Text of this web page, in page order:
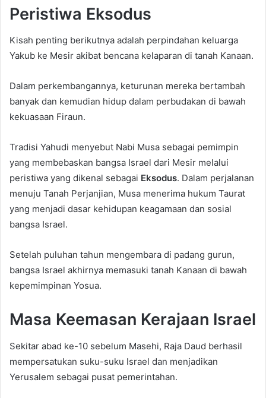
Peristiwa Eksodus
Kisah penting berikutnya adalah perpindahan keluarga
Yakub ke Mesir akibat bencana kelaparan di tanah Kanaan.
Dalam perkembangannya, keturunan mereka bertambah
banyak dan kemudian hidup dalam perbudakan di bawah
kekuasaan Firaun.
Tradisi Yahudi menyebut Nabi Musa sebagai pemimpin
yang membebaskan bangsa Israel dari Mesir melalui
peristiwa yang dikenal sebagai Eksodus. Dalam perjalanan
menuju Tanah Perjanjian, Musa menerima hukum Taurat
yang menjadi dasar kehidupan keagamaan dan sosial
bangsa Israel.
Setelah puluhan tahun mengembara di padang gurun,
bangsa Israel akhirnya memasuki tanah Kanaan di bawah
kepemimpinan Yosua.
Masa Keemasan Kerajaan Israel
Sekitar abad ke-10 sebelum Masehi, Raja Daud berhasil
mempersatukan suku-suku Israel dan menjadikan
Yerusalem sebagai pusat pemerintahan.